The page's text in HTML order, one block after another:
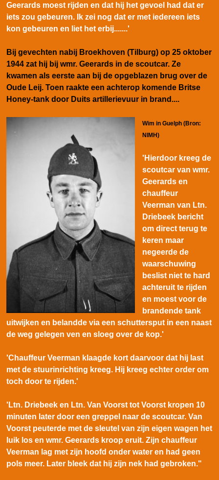
Geerards moest rijden en dat hij het gevoel had dat er
iets zou gebeuren. Ik zei nog dat er met iedereen iets
kon gebeuren en liet het erbij.......'
Bij gevechten nabij Broekhoven (Tilburg) op 25 oktober
1944 zat hij bij wmr. Geerards in de scoutcar. Ze
kwamen als eerste aan bij de opgeblazen brug over de
Oude Leij. Toen raakte een achterop komende Britse
Honey-tank door Duits artillerievuur in brand....
Wim in Guelph (Bron:
NIMH)
'Hierdoor kreeg de
scoutcar van wmr.
Geerards en
chauffeur
Veerman van Ltn.
Driebeek bericht
om direct terug te
keren maar
negeerde de
waarschuwing
beslist niet te hard
achteruit te rijden
en moest voor de
brandende tank
uitwijken en belandde via een schuttersput in een naast
de weg gelegen ven en sloeg over de kop.'
'Chauffeur Veerman klaagde kort daarvoor dat hij last
met de stuurinrichting kreeg. Hij kreeg echter order om
toch door te rijden.'
'Ltn. Driebeek en Ltn. Van Voorst tot Voorst kropen 10
minuten later door een greppel naar de scoutcar. Van
Voorst peuterde met de sleutel van zijn eigen wagen het
luik los en wmr. Geerards kroop eruit. Zijn chauffeur
Veerman lag met zijn hoofd onder water en had geen
pols meer. Later bleek dat hij zijn nek had gebroken."